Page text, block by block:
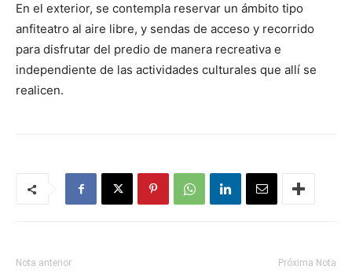
En el exterior, se contempla reservar un ámbito tipo
anfiteatro al aire libre, y sendas de acceso y recorrido
para disfrutar del predio de manera recreativa e
independiente de las actividades culturales que allí se
realicen.
Nota anterior Próxima Nota